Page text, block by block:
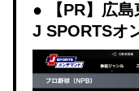
【PR】広
J SPORTSオ